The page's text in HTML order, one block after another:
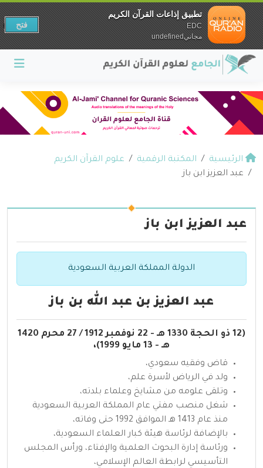
الرئيسية المكتبة الرقمية
علوم القرآن الكريم
عبد العزيز ابن باز
عبد العزيز ابن باز
الدولة المملكة العربية السعودية
عبد العزيز بن عبد الله بن باز
(12 ذو الحجة 1330 هـ - 22 نوفمبر 1912 / 27 محرم 1420
هـ - 13 مايو 1999)،
قاض وفقيه سعودي،
ولد في الرياض لأسرة علم،
وتلقى علومه من مشايخ وعلماء بلدته،
شغل منصب مفتي عام المملكة العربية السعودية
منذ عام 1413 هـ الموافق 1992 حتى وفاته،
بالإضافة لرئاسة هيئة كبار العلماء السعودية،
ورئاسة إدارة البحوث العلمية والإفتاء، ورأس المجلس
التأسيسي لرابطة العالم الإسلامي،
تطبيق إذاعات القرآن الكريم
EDC
مجانيundefined
فتح